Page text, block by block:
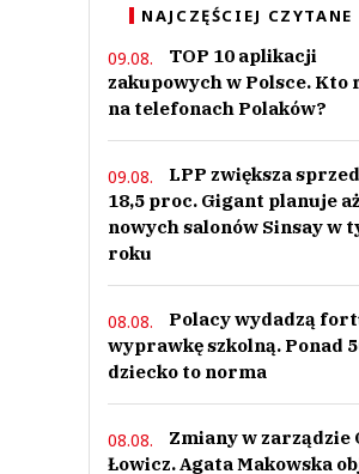
NAJCZĘŚCIEJ CZYTANE
09.08.
TOP 10 aplikacji
zakupowych w Polsce. Kto
na telefonach Polaków?
09.08.
LPP zwiększa
18,5 proc. Gigant planuje
nowych salonów Sinsay w
roku
08.08.
Polacy wydadzą
wyprawkę szkolną. Ponad
dziecko to norma
08.08.
Zmiany w zarządzie
Łowicz. Agata Makowska